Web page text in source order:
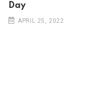
Day
APRIL 25, 2022